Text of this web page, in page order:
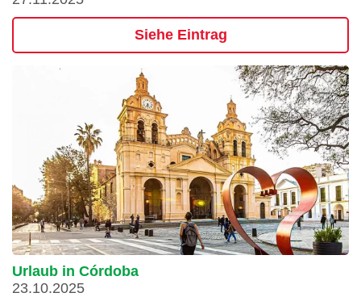
Siehe Eintrag
Urlaub in Córdoba
23.10.2025